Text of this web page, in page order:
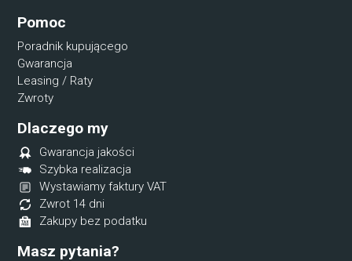
Pomoc
Poradnik kupującego
Gwarancja
Leasing / Raty
Zwroty
Dlaczego my
Gwarancja jakości
Szybka realizacja
Wystawiamy faktury VAT
Zwrot 14 dni
Zakupy bez podatku
Masz pytania?